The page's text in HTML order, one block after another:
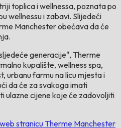
toplica i wellnessa, poznata po
wellnessu i zabavi. Slijedeći
Manchester obećava da će
generacije", Therme
kupalište, wellness spa,
urbanu farmu na licu mjesta i
da će za svakoga imati
ulazne cijene koje će zadovoljiti
web stranicu Therme Manchester